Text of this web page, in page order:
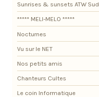
Sunrises & sunsets ATW Sud
***** MELI-MELO *****
Nocturnes
Vu sur le NET
Nos petits amis
Chanteurs Cultes
Le coin Informatique